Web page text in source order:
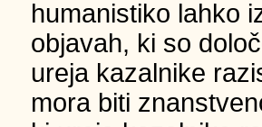
humanistiko lahko
objavah, ki so
ureja kazalnike
mora biti